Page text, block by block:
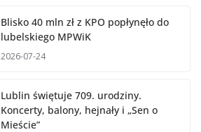
Blisko 40 mln zł z KPO popłynęło do
lubelskiego MPWiK
2026-07-24
Lublin świętuje 709. urodziny.
Koncerty, balony, hejnały i „Sen o
Mieście”